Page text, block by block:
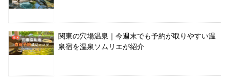
関東の穴場温泉｜今週末でも予約が取りやすい温
泉宿を温泉ソムリエが紹介